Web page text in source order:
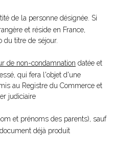
de la personne désignée. Si
et réside en France,
du titre de séjour.
de non-condamnation datée et
qui fera l'objet d'une
au Registre du Commerce et
judiciaire
et prénoms des parents), sauf
déjà produit